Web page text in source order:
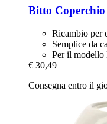
Bitto
Ricambio per
Semplice da
Per il
€ 30,49
Consegna entro il